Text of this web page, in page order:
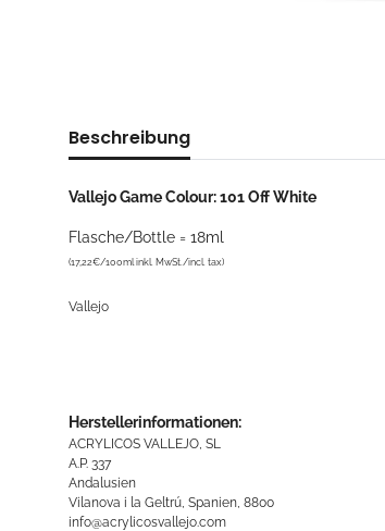
Beschreibung
Vallejo Game Colour: 101 Off White
Flasche/Bottle = 18ml
(17,22€/100ml inkl. MwSt./incl. tax)
Vallejo
Herstellerinformationen:
ACRYLICOS VALLEJO, SL
A.P. 337
Andalusien
Vilanova i la Geltrú, Spanien, 8800
info@acrylicosvallejo.com